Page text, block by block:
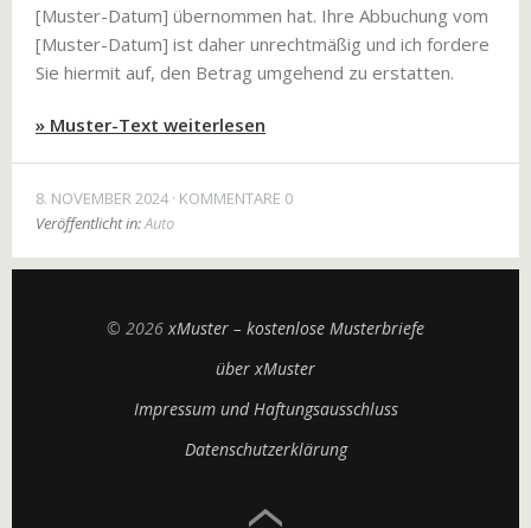
[Muster-Datum] übernommen hat. Ihre Abbuchung vom
[Muster-Datum] ist daher unrechtmäßig und ich fordere
Sie hiermit auf, den Betrag umgehend zu erstatten.
» Muster-Text weiterlesen
8. NOVEMBER 2024 KOMMENTARE 0
Veröffentlicht in:Auto
© 2026xMuster – kostenlose Musterbriefe
über xMuster
Impressum und Haftungsausschluss
Datenschutzerklärung